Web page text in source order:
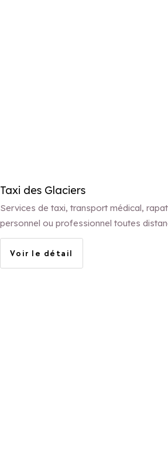
Taxi des Glaciers
Services de taxi, transport médical,
personnel ou professionnel toutes
Voir le détail